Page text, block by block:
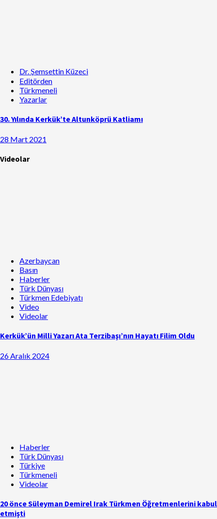
Dr. Şemsettin Küzeci
Editörden
Türkmeneli
Yazarlar
30. Yılında Kerkük’te Altunköprü Katliamı
28 Mart 2021
Videolar
Azerbaycan
Basın
Haberler
Türk Dünyası
Türkmen Edebiyatı
Video
Videolar
Kerkük’ün Milli Yazarı Ata Terzibaşı’nın Hayatı Filim Oldu
26 Aralık 2024
Haberler
Türk Dünyası
Türkiye
Türkmeneli
Videolar
20 önce Süleyman Demirel Irak Türkmen Öğretmenlerini kabul
etmişti